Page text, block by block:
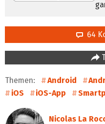
64
Themen: Android
iOS
iOS-App
Nicolas La